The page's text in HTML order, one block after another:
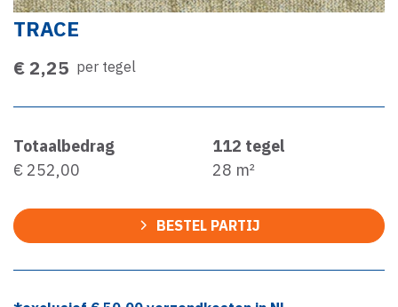
TRACE
€ 2,25 per tegel
Totaalbedrag
€ 252,00
112 tegel
28 m²
BESTEL PARTIJ